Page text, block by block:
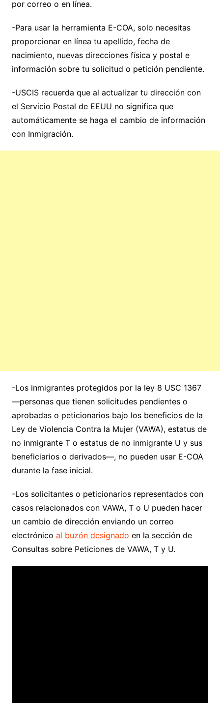
por correo o en línea.
-Para usar la herramienta E-COA, solo necesitas
proporcionar en línea tu apellido, fecha de
nacimiento, nuevas direcciones física y postal e
información sobre tu solicitud o petición pendiente.
-USCIS recuerda que al actualizar tu dirección con
el Servicio Postal de EEUU no significa que
automáticamente se haga el cambio de información
con Inmigración.
-Los inmigrantes protegidos por la ley 8 USC 1367
—personas que tienen solicitudes pendientes o
aprobadas o peticionarios bajo los beneficios de la
Ley de Violencia Contra la Mujer (VAWA), estatus de
no inmigrante T o estatus de no inmigrante U y sus
beneficiarios o derivados—, no pueden usar E-COA
durante la fase inicial.
-Los solicitantes o peticionarios representados con
casos relacionados con VAWA, T o U pueden hacer
un cambio de dirección enviando un correo
electrónico al buzón designado en la sección de
Consultas sobre Peticiones de VAWA, T y U.